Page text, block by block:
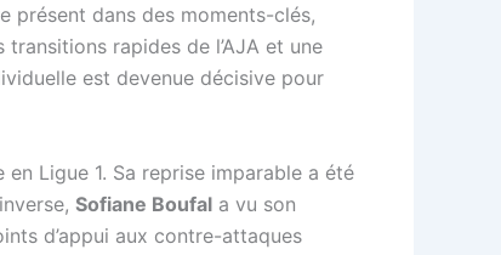
présent dans des moments-clés,
rapides de l’AJA et une
est devenue décisive pour
Ligue 1. Sa reprise imparable a été
Sofiane Boufal a vu son
d’appui aux contre-attaques